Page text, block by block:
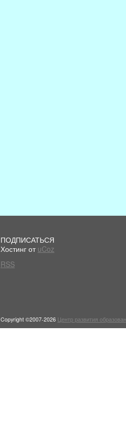
ПОДПИСАТЬСЯ
Хостинг от uCoz
RSS
Copyright ©2007-2026 Центр развития